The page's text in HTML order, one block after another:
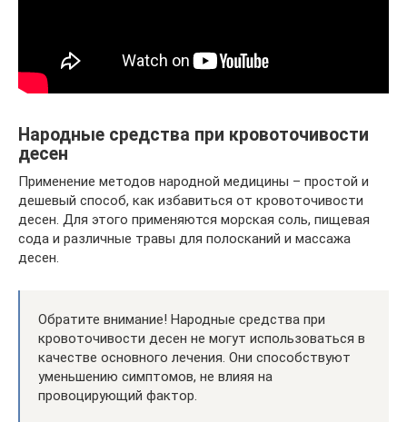
Народные средства при кровоточивости
десен
Применение методов народной медицины – простой и
дешевый способ, как избавиться от кровоточивости
десен. Для этого применяются морская соль, пищевая
сода и различные травы для полосканий и массажа
десен.
Обратите внимание! Народные средства при
кровоточивости десен не могут использоваться в
качестве основного лечения. Они способствуют
уменьшению симптомов, не влияя на
провоцирующий фактор.